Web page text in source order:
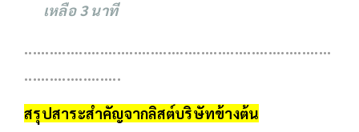
เหลือ 3 นาที
.........................................................................
.......................
สรุปสาระสำคัญจากลิสต์บริษัทข้างต้น